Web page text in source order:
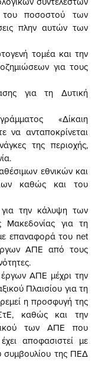
ποσοστού των
πλην αυτών των
τομέα και την
για τους
για τη Δυτική
«Δίκαιη
να ανταποκρίνεται
της περιοχής,
εθνικών και
καθώς και του
την κάλυψη των
για τη
επαναφορά του net
ΑΠΕ από τους
ΑΠΕ μέχρι την
Πλαισίου για τη
η προσφυγή της
καθώς και την
των ΑΠΕ που
αποφασιστεί με
συμβουλίου της ΠΕΔ